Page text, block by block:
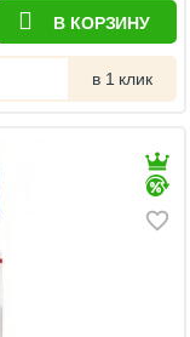
В КОРЗИНУ
в 1 клик